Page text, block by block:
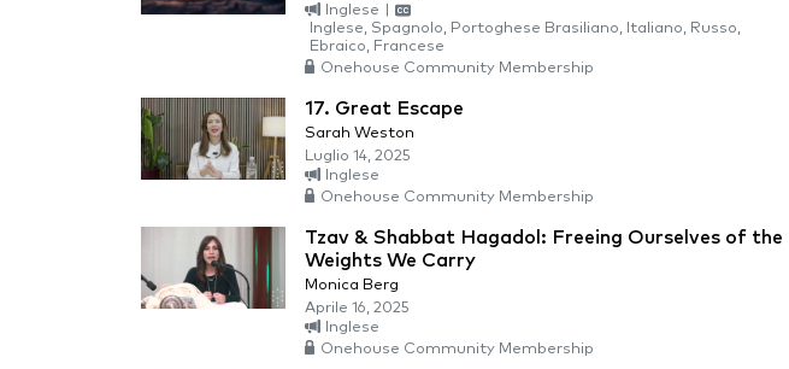
Inglese
Inglese, Spagnolo, Portoghese Brasiliano, Italiano, Russo,
Ebraico, Francese
Onehouse Community Membership
17. Great Escape
Sarah Weston
Luglio 14, 2025
Inglese
Onehouse Community Membership
Tzav & Shabbat Hagadol: Freeing Ourselves of the
Weights We Carry
Monica Berg
Aprile 16, 2025
Inglese
Onehouse Community Membership